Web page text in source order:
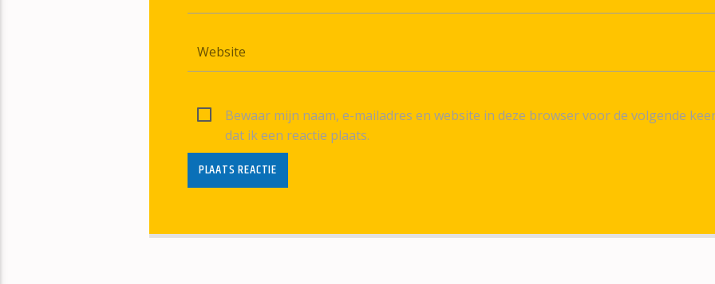
Bewaar mijn naam, e-mailadres en website in deze browser voor de volgende
dat ik een reactie plaats.